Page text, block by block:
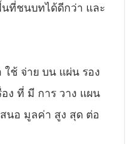
ที่ชนบทได้ดีกว่า และ
ช้ จ่าย บน แผ่น รอง
อง ที่ มี การ วาง แผน
นอ มูลค่า สูง สุด ต่อ